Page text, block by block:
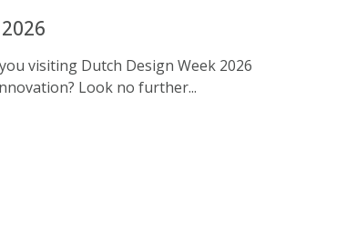
visiting Dutch Design Week 2026
Look no further...